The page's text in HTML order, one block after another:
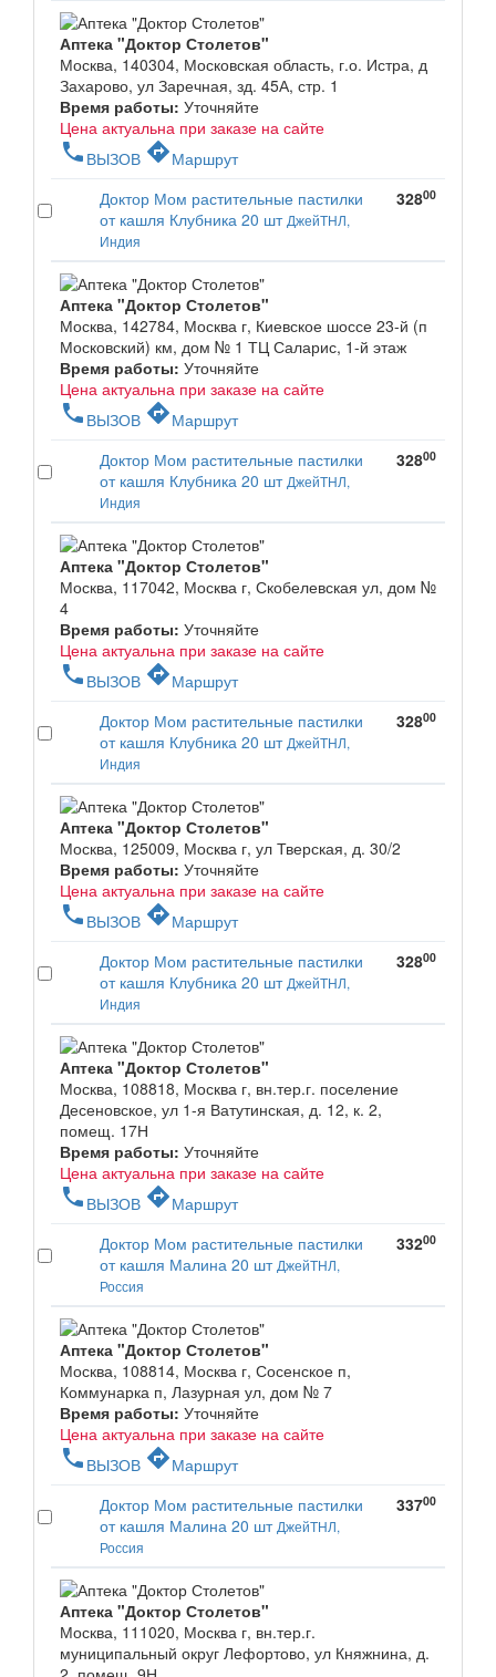
Аптека "Доктор Столетов"
Москва, 140304, Московская область, г.о. Истра, д
Захарово, ул Заречная, зд. 45А, стр. 1
Время работы: Уточняйте
Цена актуальна при заказе на сайте
phone ВЫЗОВ directionsМаршрут
Доктор Мом растительные пастилки
от кашля Клубника 20 шт ДжейТНЛ,
Индия
32800
Аптека "Доктор Столетов"
Москва, 142784, Москва г, Киевское шоссе 23-й (п
Московский) км, дом № 1 ТЦ Саларис, 1-й этаж
Время работы: Уточняйте
Цена актуальна при заказе на сайте
phone ВЫЗОВ directionsМаршрут
Доктор Мом растительные пастилки
от кашля Клубника 20 шт ДжейТНЛ,
Индия
32800
Аптека "Доктор Столетов"
Москва, 117042, Москва г, Скобелевская ул, дом №
4
Время работы: Уточняйте
Цена актуальна при заказе на сайте
phone ВЫЗОВ directionsМаршрут
Доктор Мом растительные пастилки
от кашля Клубника 20 шт ДжейТНЛ,
Индия
32800
Аптека "Доктор Столетов"
Москва, 125009, Москва г, ул Тверская, д. 30/2
Время работы: Уточняйте
Цена актуальна при заказе на сайте
phone ВЫЗОВ directionsМаршрут
Доктор Мом растительные пастилки
от кашля Клубника 20 шт ДжейТНЛ,
Индия
32800
Аптека "Доктор Столетов"
Москва, 108818, Москва г, вн.тер.г. поселение
Десеновское, ул 1-я Ватутинская, д. 12, к. 2,
помещ. 17Н
Время работы: Уточняйте
Цена актуальна при заказе на сайте
phone ВЫЗОВ directionsМаршрут
Доктор Мом растительные пастилки
от кашля Малина 20 шт ДжейТНЛ,
Россия
33200
Аптека "Доктор Столетов"
Москва, 108814, Москва г, Сосенское п,
Коммунарка п, Лазурная ул, дом № 7
Время работы: Уточняйте
Цена актуальна при заказе на сайте
phone ВЫЗОВ directionsМаршрут
Доктор Мом растительные пастилки
от кашля Малина 20 шт ДжейТНЛ,
Россия
33700
Аптека "Доктор Столетов"
Москва, 111020, Москва г, вн.тер.г.
муниципальный округ Лефортово, ул Княжнина, д.